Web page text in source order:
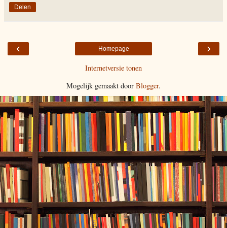
Delen
‹ ›
Homepage
Internetversie tonen
Mogelijk gemaakt door Blogger.